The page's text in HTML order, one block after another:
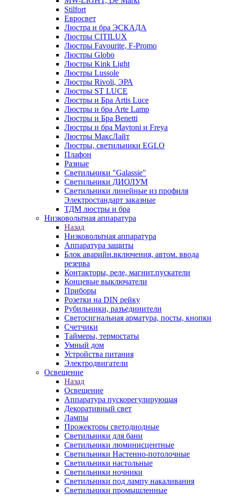
Stilfort
Евросвет
Люстра и бра ЭСКАДА
Люстры CITILUX
Люстры Favourite, F-Promo
Люстры Globo
Люстры Kink Light
Люстры Lussole
Люстры Rivoli, ЭРА
Люстры ST LUCE
Люстры и Бра Artis Luce
Люстры и бра Arte Lamp
Люстры и Бра Benetti
Люстры и бра Maytoni и Freya
Люстры МаксЛайт
Люстры, светильники EGLO
Плафон
Разные
Светильники "Galassie"
Светильники ДИОЛУМ
Светильники линейные из профиля
Электростандарт заказные
ТДМ люстры и бра
Низковольтная аппаратура
Назад
Низковольтная аппаратура
Аппаратура защиты
Блок аварийн.включения, автом. ввода
резерва
Контакторы, реле, магнит.пускатели
Концевые выключатели
Приборы
Розетки на DIN рейку
Рубильники, разъединители
Светосигнальная арматура, посты, кнопки
Счетчики
Таймеры, термостаты
Умный дом
Устройства питания
Электродвигатели
Освещение
Назад
Освещение
Аппаратура пускорегулирующая
Декоративный свет
Лампы
Прожекторы светодиодные
Светильники для бани
Светильники люминисцентные
Светильники Настенно-потолочные
Светильники настольные
Светильники ночники
Светильники под лампу накаливания
Светильники промышленные